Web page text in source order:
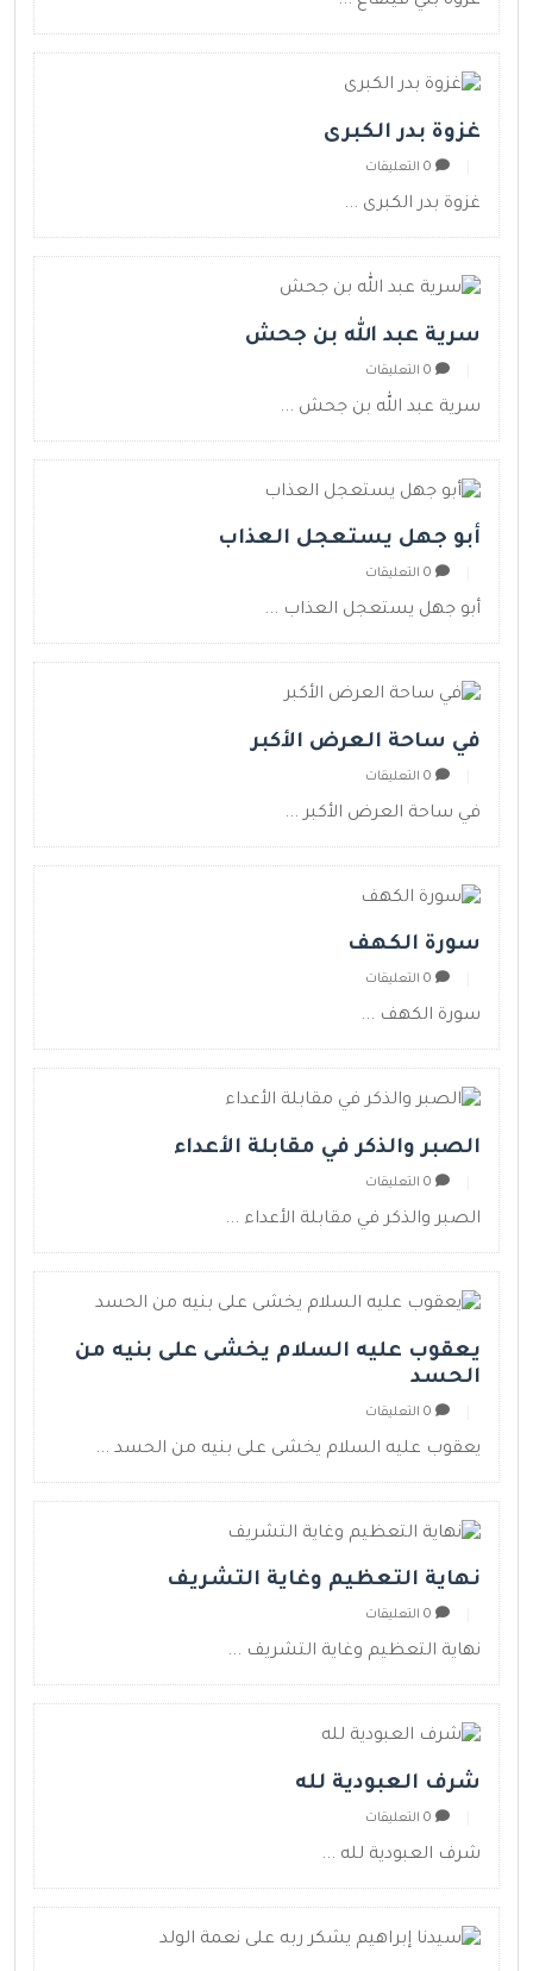
غزوة بدر الكبرى
غزوة بدر الكبرى ...
سرية عبد الله بن جحش
سرية عبد الله بن جحش ...
أبو جهل يستعجل العذاب
أبو جهل يستعجل العذاب ...
في ساحة العرض الأكبر
في ساحة العرض الأكبر ...
سورة الكهف
سورة الكهف ...
الصبر والذكر في مقابلة الأعداء
الصبر والذكر في مقابلة الأعداء ...
يعقوب عليه السلام يخشى على بنيه من
الحسد
يعقوب عليه السلام يخشى على بنيه من الحسد ...
نهاية التعظيم وغاية التشريف
نهاية التعظيم وغاية التشريف ...
شرف العبودية لله
شرف العبودية لله ...